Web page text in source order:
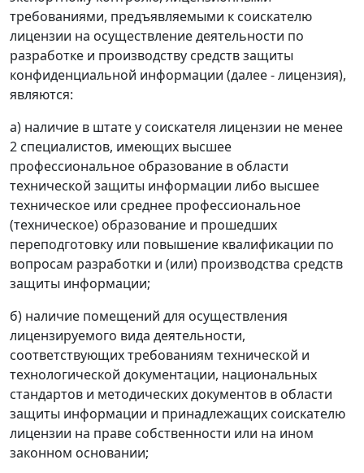
требованиями, предъявляемыми к соискателю
лицензии на осуществление деятельности по
разработке и производству средств защиты
конфиденциальной информации (далее - лицензия),
являются:
а) наличие в штате у соискателя лицензии не менее
2 специалистов, имеющих высшее
профессиональное образование в области
технической защиты информации либо высшее
техническое или среднее профессиональное
(техническое) образование и прошедших
переподготовку или повышение квалификации по
вопросам разработки и (или) производства средств
защиты информации;
б) наличие помещений для осуществления
лицензируемого вида деятельности,
соответствующих требованиям технической и
технологической документации, национальных
стандартов и методических документов в области
защиты информации и принадлежащих соискателю
лицензии на праве собственности или на ином
законном основании;